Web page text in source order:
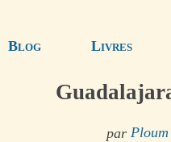
Blog Livres
par Ploum